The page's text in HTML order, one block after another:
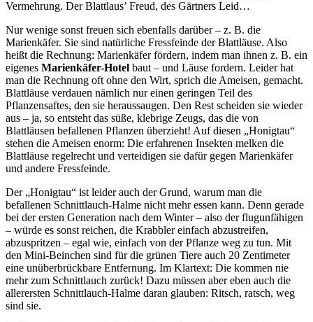
Vermehrung. Der Blattlaus’ Freud, des Gärtners Leid…
Nur wenige sonst freuen sich ebenfalls darüber – z. B. die
Marienkäfer. Sie sind natürliche Fressfeinde der Blattläuse. Also
heißt die Rechnung: Marienkäfer fördern, indem man ihnen z. B. ein
eigenes Marienkäfer-Hotel baut – und Läuse fordern. Leider hat
man die Rechnung oft ohne den Wirt, sprich die Ameisen, gemacht.
Blattläuse verdauen nämlich nur einen geringen Teil des
Pflanzensaftes, den sie heraussaugen. Den Rest scheiden sie wieder
aus – ja, so entsteht das süße, klebrige Zeugs, das die von
Blattläusen befallenen Pflanzen überzieht! Auf diesen „Honigtau“
stehen die Ameisen enorm: Die erfahrenen Insekten melken die
Blattläuse regelrecht und verteidigen sie dafür gegen Marienkäfer
und andere Fressfeinde.
Der „Honigtau“ ist leider auch der Grund, warum man die
befallenen Schnittlauch-Halme nicht mehr essen kann. Denn gerade
bei der ersten Generation nach dem Winter – also der flugunfähigen
– würde es sonst reichen, die Krabbler einfach abzustreifen,
abzuspritzen – egal wie, einfach von der Pflanze weg zu tun. Mit
den Mini-Beinchen sind für die grünen Tiere auch 20 Zentimeter
eine unüberbrückbare Entfernung. Im Klartext: Die kommen nie
mehr zum Schnittlauch zurück! Dazu müssen aber eben auch die
allerersten Schnittlauch-Halme daran glauben: Ritsch, ratsch, weg
sind sie.